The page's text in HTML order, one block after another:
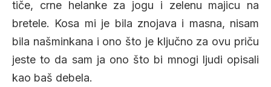
tiče, crne helanke za jogu i zelenu majicu na
bretele. Kosa mi je bila znojava i masna, nisam
bila našminkana i ono što je ključno za ovu priču
jeste to da sam ja ono što bi mnogi ljudi opisali
kao baš debela.